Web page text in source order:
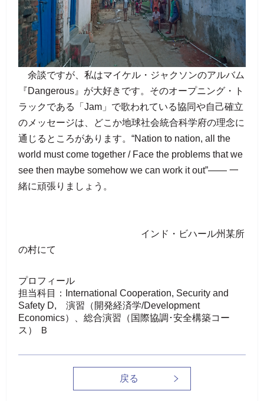
余談ですが、私はマイケル・ジャクソンのアルバム
『Dangerous』が大好きです。そのオープニング・ト
ラックである「Jam」で歌われている協同や自己確立
のメッセージは、どこか地球社会統合科学府の理念に
通じるところがあります。“Nation to nation, all the
world must come together / Face the problems that we
see then maybe somehow we can work it out”―― 一
緒に頑張りましょう。
インド・ビハール州某所
の村にて
プロフィール
担当科目：International Cooperation, Security and
Safety D, 演習（開発経済学/Development
Economics）、総合演習（国際協調･安全構築コー
ス） Ｂ
戻る